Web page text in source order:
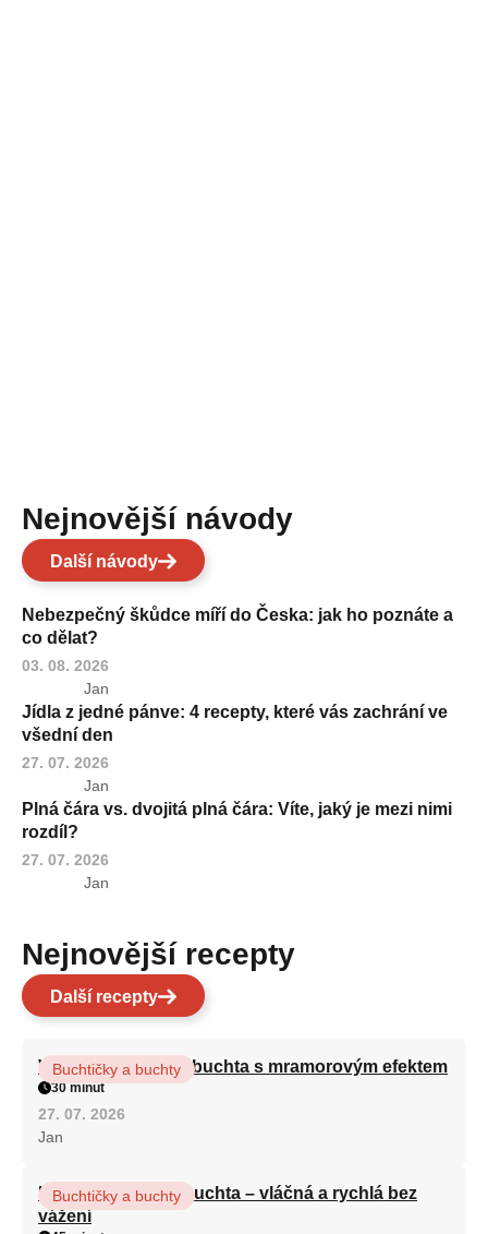
Nejnovější návody
Další návody
Nebezpečný škůdce míří do Česka: jak ho poznáte a
co dělat?
03. 08. 2026
Jan
Jídla z jedné pánve: 4 recepty, které vás zachrání ve
všední den
27. 07. 2026
Jan
Plná čára vs. dvojitá plná čára: Víte, jaký je mezi nimi
rozdíl?
27. 07. 2026
Jan
Nejnovější recepty
Další recepty
Vláčná olejová litá buchta s mramorovým efektem
Buchtičky a buchty
30 minut
27. 07. 2026
Jan
Hrnková maková buchta – vláčná a rychlá bez
vážení
Buchtičky a buchty